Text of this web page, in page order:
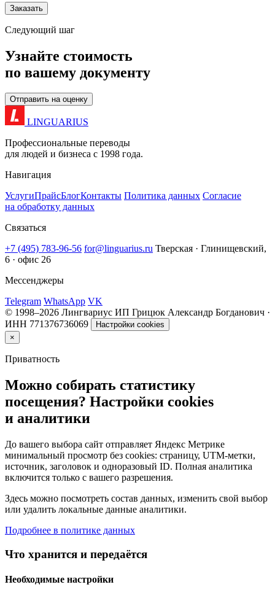
Заказать
Следующий шаг
Узнайте стоимость
по вашему документу
Отправить на оценку
LINGUARIUS
Профессиональные переводы
для людей и бизнеса с 1998 года.
Навигация
УслугиПрайсБлогКонтакты Политика данных Согласие
на обработку данных
Связаться
+7 (495) 783-96-56 for@linguarius.ru Тверская · Глинищевский,
6 · офис 26
Мессенджеры
Telegram WhatsApp VK
© 1998–2026 Лингвариус ИП Грицюк Александр Богданович ·
ИНН 771376736069
Настройки cookies
×
Приватность
Можно собирать статистику
посещения? Настройки cookies
и аналитики
До вашего выбора сайт отправляет Яндекс Метрике
минимальный просмотр без cookies: страницу, UTM-метки,
источник, заголовок и одноразовый ID. Полная аналитика
включится только с вашего разрешения.
Здесь можно посмотреть состав данных, изменить свой выбор
или удалить локальные данные аналитики.
Подробнее в политике данных
Что хранится и передаётся
Необходимые настройки